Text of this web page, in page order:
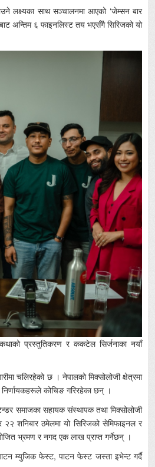
लक्ष्यका साथ सञ्चालनमा आएको ‘जेम्सन बार
अन्तिम ६ फाइनलिस्ट तय भएसँगै सिरिजको यो
प्रस्तुतिकरण र ककटेल सिर्जनाका नयाँ
चलिरहेको छ । नेपालको मिक्सोलोजी क्षेत्रमा
निर्णायकहरूले कोचिङ गरिरहेका छन् ।
समाजका सहायक संस्थापक तथा मिक्सोलोजी
२२ शनिबार ठमेलमा यो सिरिजको सेमिफाइनल र
भ्रमण र नगद एक लाख प्राप्त गर्नेछन् ।
म्युजिक फेस्ट, पाटन फेस्ट जस्ता इभेन्ट गर्दै